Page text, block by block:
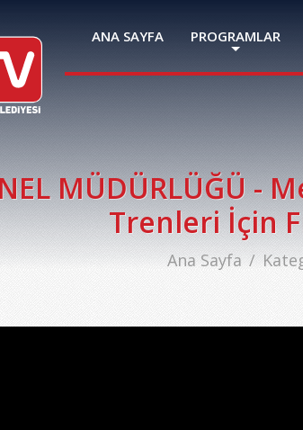
ANA SAYFA PROGRAMLAR
MÜDÜRLÜĞÜ -
Trenleri İçin
Ana Sayfa